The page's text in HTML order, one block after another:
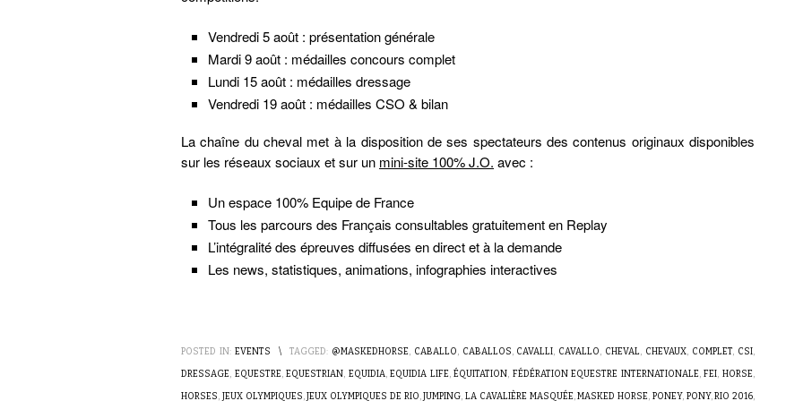
Vendredi 5 août : présentation générale
Mardi 9 août : médailles concours complet
Lundi 15 août : médailles dressage
Vendredi 19 août : médailles CSO & bilan
La chaîne du cheval met à la disposition de ses spectateurs des contenus originaux disponibles
sur les réseaux sociaux et sur un mini-site 100% J.O. avec :
Un espace 100% Equipe de France
Tous les parcours des Français consultables gratuitement en Replay
L’intégralité des épreuves diffusées en direct et à la demande
Les news, statistiques, animations, infographies interactives
POSTED IN: EVENTS \ TAGGED: @MASKEDHORSE, CABALLO, CABALLOS, CAVALLI, CAVALLO, CHEVAL, CHEVAUX, COMPLET, CSI,
DRESSAGE, EQUESTRE,EQUESTRIAN, EQUIDIA,EQUIDIA LIFE,ÉQUITATION, FÉDÉRATION EQUESTRE INTERNATIONALE,FEI,HORSE,
HORSES, JEUX OLYMPIQUES,JEUX OLYMPIQUES DE RIO,JUMPING, LA CAVALIÈRE MASQUÉE,MASKED HORSE, PONEY, PONY,RIO 2016,